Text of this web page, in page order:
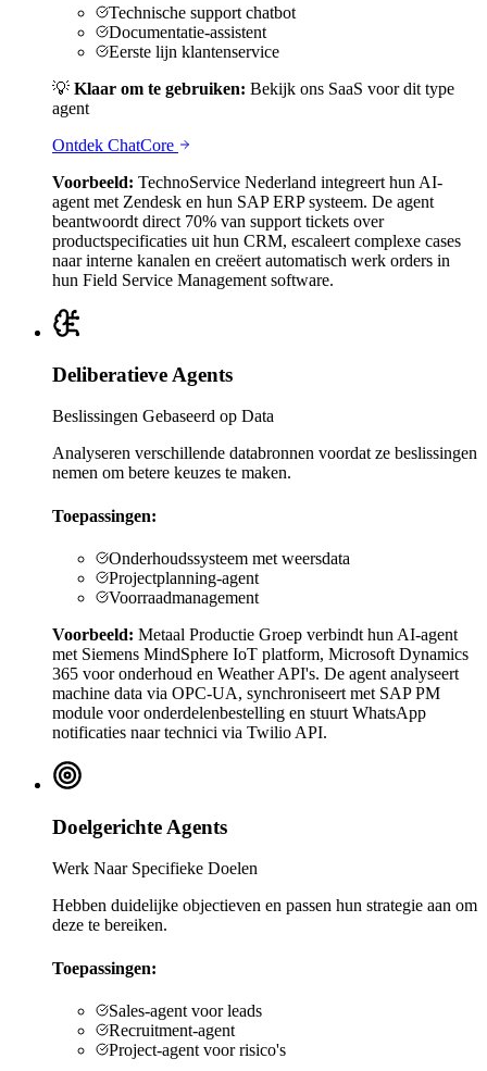
Technische support chatbot
Documentatie-assistent
Eerste lijn klantenservice
💡 Klaar om te gebruiken: Bekijk ons SaaS voor dit type
agent
Ontdek ChatCore
Voorbeeld: TechnoService Nederland integreert hun AI-
agent met Zendesk en hun SAP ERP systeem. De agent
beantwoordt direct 70% van support tickets over
productspecificaties uit hun CRM, escaleert complexe cases
naar interne kanalen en creëert automatisch werk orders in
hun Field Service Management software.
Deliberatieve Agents
Beslissingen Gebaseerd op Data
Analyseren verschillende databronnen voordat ze beslissingen
nemen om betere keuzes te maken.
Toepassingen:
Onderhoudssysteem met weersdata
Projectplanning-agent
Voorraadmanagement
Voorbeeld: Metaal Productie Groep verbindt hun AI-agent
met Siemens MindSphere IoT platform, Microsoft Dynamics
365 voor onderhoud en Weather API's. De agent analyseert
machine data via OPC-UA, synchroniseert met SAP PM
module voor onderdelenbestelling en stuurt WhatsApp
notificaties naar technici via Twilio API.
Doelgerichte Agents
Werk Naar Specifieke Doelen
Hebben duidelijke objectieven en passen hun strategie aan om
deze te bereiken.
Toepassingen:
Sales-agent voor leads
Recruitment-agent
Project-agent voor risico's